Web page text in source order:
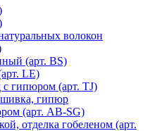
волокон
(арт. BS)
LE)
с гипюром (арт. TJ)
гипюр
(арт. AB-SG)
отделка гобеленом (арт.